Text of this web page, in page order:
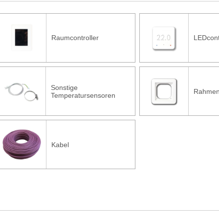
Raumcontroller
Sonstige
Temperatursensoren
Kabel